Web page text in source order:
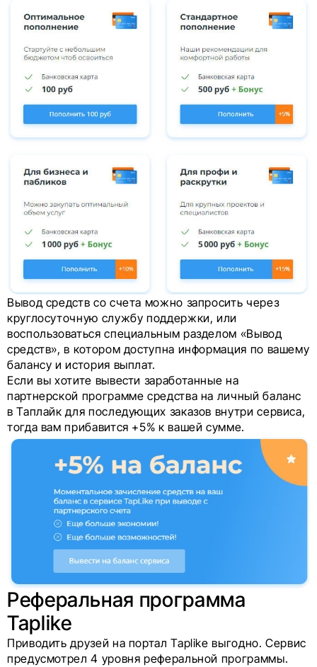
Вывод средств со счета можно запросить через
круглосуточную службу поддержки, или
воспользоваться специальным разделом «Вывод
средств», в котором доступна информация по вашему
балансу и история выплат.
Если вы хотите вывести заработанные на
партнерской программе средства на личный баланс
в Таплайк для последующих заказов внутри сервиса,
тогда вам прибавится +5% к вашей сумме.
Реферальная программа
Taplike
Приводить друзей на портал Taplike выгодно. Сервис
предусмотрел 4 уровня реферальной программы.